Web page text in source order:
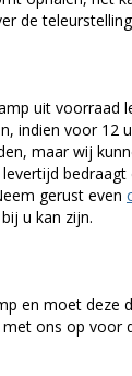
de
uit
indien voor 12
maar wij
gerust even
u kan zijn.
en moet deze
met ons op voor